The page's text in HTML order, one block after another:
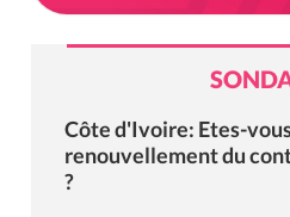
Côte d'Ivoire: Etes-
renouvellement du
?